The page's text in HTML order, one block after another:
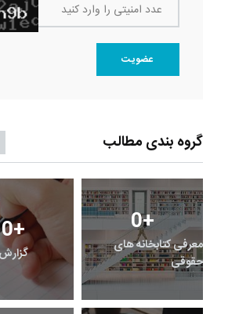
عدد امنیتی را وارد کنید
عضویت
گروه بندی مطالب
0+
گزارش
0+
معرفی کتابخانه های
حقوقی